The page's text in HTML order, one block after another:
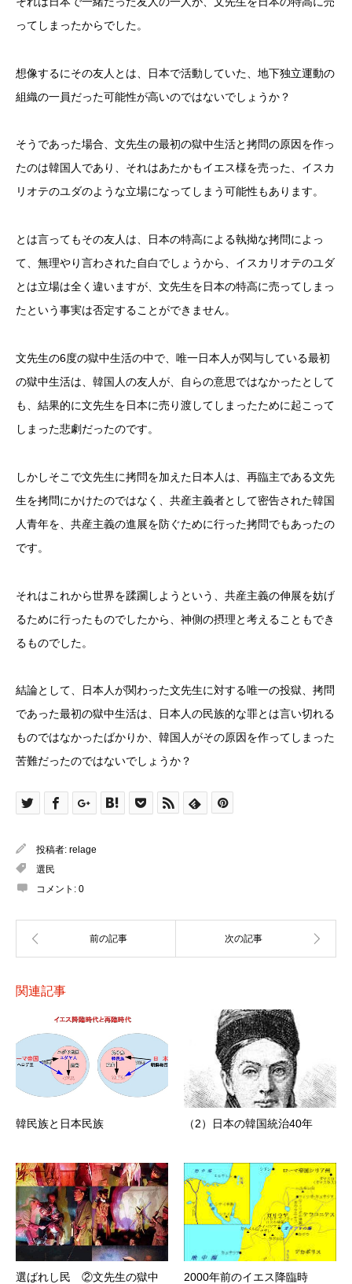
ってしまったからでした。
想像するにその友人とは、日本で活動していた、地下独立運動の
組織の一員だった可能性が高いのではないでしょうか？
そうであった場合、文先生の最初の獄中生活と拷問の原因を作っ
たのは韓国人であり、それはあたかもイエス様を売った、イスカ
リオテのユダのような立場になってしまう可能性もあります。
とは言ってもその友人は、日本の特高による執拗な拷問によっ
て、無理やり言わされた自白でしょうから、イスカリオテのユダ
とは立場は全く違いますが、文先生を日本の特高に売ってしまっ
たという事実は否定することができません。
文先生の6度の獄中生活の中で、唯一日本人が関与している最初
の獄中生活は、韓国人の友人が、自らの意思ではなかったとして
も、結果的に文先生を日本に売り渡してしまったために起こって
しまった悲劇だったのです。
しかしそこで文先生に拷問を加えた日本人は、再臨主である文先
生を拷問にかけたのではなく、共産主義者として密告された韓国
人青年を、共産主義の進展を防ぐために行った拷問でもあったの
です。
それはこれから世界を蹂躙しようという、共産主義の伸展を妨げ
るために行ったものでしたから、神側の摂理と考えることもでき
るものでした。
結論として、日本人が関わった文先生に対する唯一の投獄、拷問
であった最初の獄中生活は、日本人の民族的な罪とは言い切れる
ものではなかったばかりか、韓国人がその原因を作ってしまった
苦難だったのではないでしょうか？
投稿者: relage
選民
コメント: 0
関連記事
韓民族と日本民族 （2）日本の韓国統治40年
選ばれし民 ②文先生の獄中
2000年前のイエス降臨時